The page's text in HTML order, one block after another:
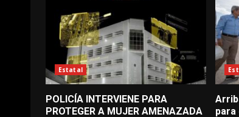
Estatal
POLICÍA INTERVIENE PARA
PROTEGER A MUJER AMENAZADA
para